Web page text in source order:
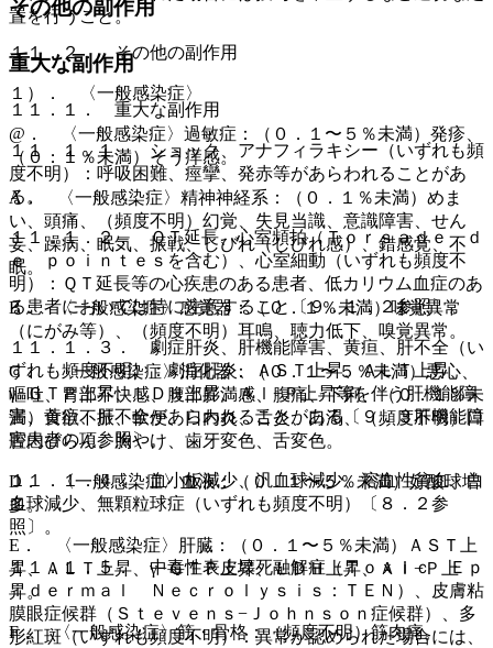
その他の副作用
１１．２． その他の副作用
１）． 〈一般感染症〉
@． 〈一般感染症〉過敏症：（０．１〜５％未満）発疹、
（０．１％未満）そう痒感。
A． 〈一般感染症〉精神神経系：（０．１％未満）めま
い、頭痛、（頻度不明）幻覚、失見当識、意識障害、せん
妄、躁病、眠気、振戦、しびれ（しびれ感）、錯感覚、不
眠。
B． 〈一般感染症〉感覚器：（０．１％未満）味覚異常
（にがみ等）、（頻度不明）耳鳴、聴力低下、嗅覚異常。
C． 〈一般感染症〉消化器：（０．１〜５％未満）悪心、
嘔吐、胃部不快感、腹部膨満感、腹痛、下痢、（０．１％未
満）食欲不振、軟便、口内炎、舌炎、口渇、（頻度不明）口
腔内びらん、胸やけ、歯牙変色、舌変色。
D． 〈一般感染症〉血液：（０．１〜５％未満）好酸球増
多。
E． 〈一般感染症〉肝臓：（０．１〜５％未満）ＡＳＴ上
昇、ＡＬＴ上昇、γ−ＧＴＰ上昇、ＬＤＨ上昇、Ａｌ−Ｐ上
昇。
F． 〈一般感染症〉筋・骨格：（頻度不明）筋肉痛。
置を行うこと。
重大な副作用
１１．１． 重大な副作用
１１．１．１． ショック、アナフィラキシー（いずれも頻
度不明）：呼吸困難、痙攣、発赤等があらわれることがあ
る。
１１．１．２． ＱＴ延長、心室頻拍（Ｔｏｒｓａｄｅ ｄ
ｅ ｐｏｉｎｔｅｓを含む）、心室細動（いずれも頻度不
明）：ＱＴ延長等の心疾患のある患者、低カリウム血症のあ
る患者においては特に注意すること〔９．１．２参照〕。
１１．１．３． 劇症肝炎、肝機能障害、黄疸、肝不全（い
ずれも頻度不明）：劇症肝炎、ＡＳＴ上昇、ＡＬＴ上昇、
γ−ＧＴＰ上昇、ＬＤＨ上昇、Ａｌ−Ｐ上昇等を伴う肝機能障
害、黄疸、肝不全があらわれることがある〔９．３肝機能障
害患者の項参照〕。
１１．１．４． 血小板減少、汎血球減少、溶血性貧血、白
血球減少、無顆粒球症（いずれも頻度不明）〔８．２参
照〕。
１１．１．５． 中毒性表皮壊死融解症（Ｔｏｘｉｃ Ｅｐ
ｉｄｅｒｍａｌ Ｎｅｃｒｏｌｙｓｉｓ：ＴＥＮ）、皮膚粘
膜眼症候群（Ｓｔｅｖｅｎｓ−Ｊｏｈｎｓｏｎ症候群）、多
形紅斑（いずれも頻度不明）：異常が認められた場合には、